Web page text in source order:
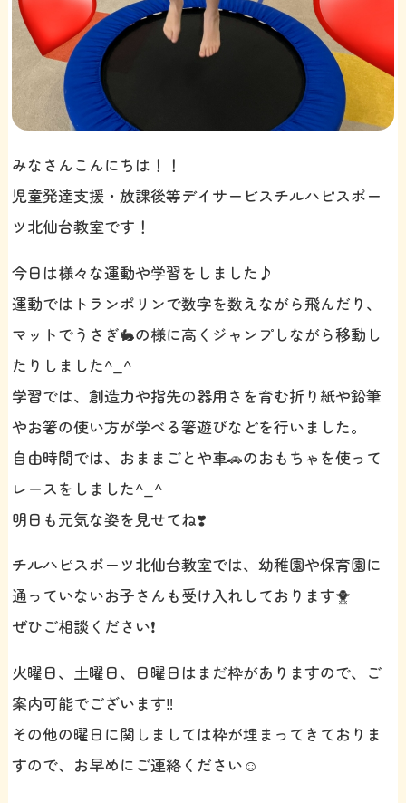
みなさんこんにちは！！
児童発達支援・放課後等デイサービスチルハピスポー
ツ北仙台教室です！
今日は様々な運動や学習をしました♪
運動ではトランポリンで数字を数えながら飛んだり、
マットでうさぎ🐇の様に高くジャンプしながら移動し
たりしました^_^
学習では、創造力や指先の器用さを育む折り紙や鉛筆
やお箸の使い方が学べる箸遊びなどを行いました。
自由時間では、おままごとや車🚗のおもちゃを使って
レースをしました^_^
明日も元気な姿を見せてね❣️
チルハピスポーツ北仙台教室では、幼稚園や保育園に
通っていないお子さんも受け入れしております🐥
ぜひご相談ください❗️
火曜日、土曜日、日曜日はまだ枠がありますので、ご
案内可能でございます‼️
その他の曜日に関しましては枠が埋まってきておりま
すので、お早めにご連絡ください☺️